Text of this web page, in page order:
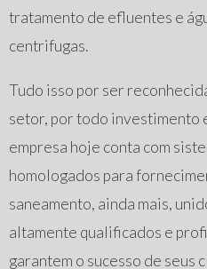
tratamento de efluentes e
centrifugas.
Tudo isso por ser
setor, por todo investimento
empresa hoje conta com
homologados para
saneamento, ainda mais,
altamente qualificados e
garantem o sucesso de seus